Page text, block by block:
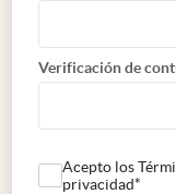
Verificación de
Acepto los
privacidad*